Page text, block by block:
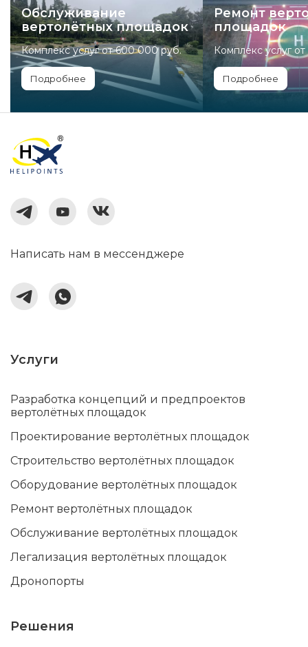
Обслуживание
вертолётных площадок
Комплекс услуг от 600 000 руб.
Подробнее
Ремонт
площадок
Комплекс услуг
Подробнее
Написать нам в мессенджере
Услуги
Разработка концепций и предпроектов
вертолётных площадок
Проектирование вертолётных площадок
Строительство вертолётных площадок
Оборудование вертолётных площадок
Ремонт вертолётных площадок
Обслуживание вертолётных площадок
Легализация вертолётных площадок
Дронопорты
Решения